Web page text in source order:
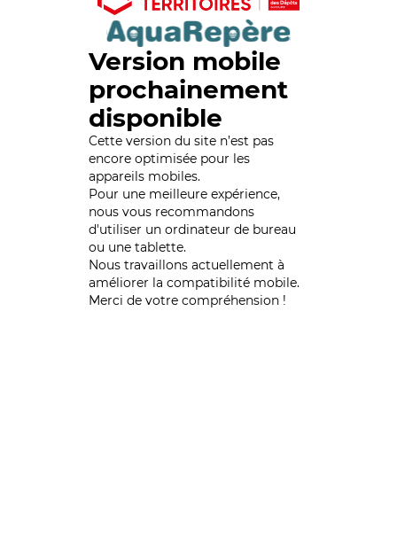
Version mobile
prochainement
disponible
Cette version du site n’est pas
encore optimisée pour les
appareils mobiles.
Pour une meilleure expérience,
nous vous recommandons
d'utiliser un ordinateur de bureau
ou une tablette.
Nous travaillons actuellement à
améliorer la compatibilité mobile.
Merci de votre compréhension !